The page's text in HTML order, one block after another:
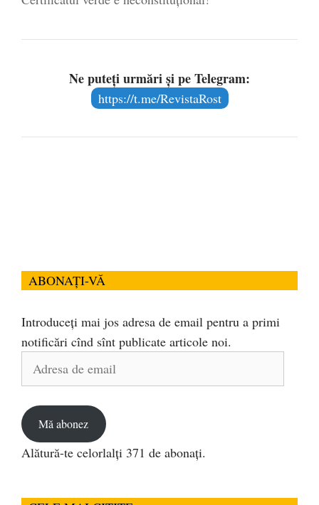
Ne puteți urmări și pe Telegram:
https://t.me/RevistaRost
ABONAȚI-VĂ
Introduceți mai jos adresa de email pentru a primi
notificări cînd sînt publicate articole noi.
Adresa
Mă abonez
Alătură-te celorlalți 371 de abonați.